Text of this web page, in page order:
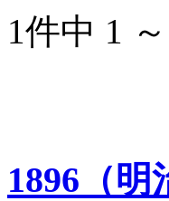
1件中 1
1896（明